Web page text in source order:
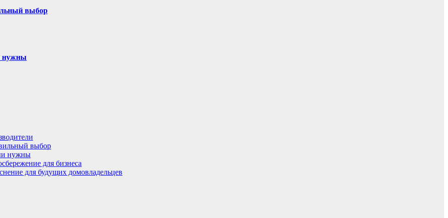
выбор
нужны
выбор
нужны
для бизнеса
для будущих домовладельцев